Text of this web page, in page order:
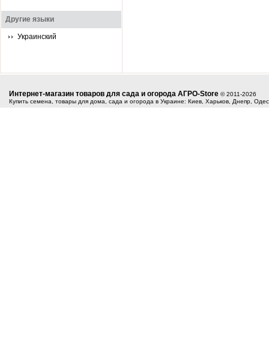
Другие языки
Украинский
Интернет-магазин товаров для сада и огорода АГРО-Store © 2011-2026
Купить семена, товары для дома, сада и огорода в Украине: Киев, Харьков, Днепр,